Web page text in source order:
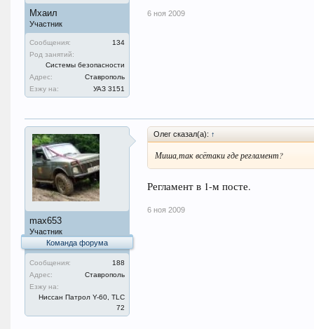
Мхаил
Участник
Сообщения:
134
Род занятий:
Системы безопасности
Адрес:
Ставрополь
Езжу на:
УАЗ 3151
6 ноя 2009
max653
Участник
Команда форума
Сообщения:
188
Адрес:
Ставрополь
Езжу на:
Ниссан Патрол Y-60, TLC
72
Олег сказал(а): ↑
Миша,так всётаки где регламент?
Регламент в 1-м посте.
6 ноя 2009